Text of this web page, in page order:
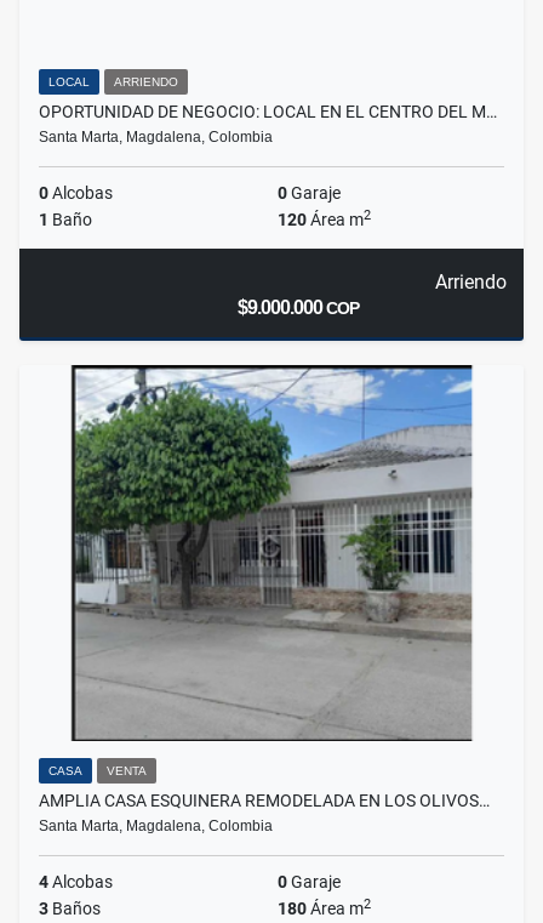
LOCAL ARRIENDO
OPORTUNIDAD DE NEGOCIO: LOCAL EN EL CENTRO DEL M…
Santa Marta, Magdalena, Colombia
0Alcobas 0Garaje
1 Baño 120Área m2
Arriendo
$9.000.000COP
CASA VENTA
AMPLIA CASA ESQUINERA REMODELADA EN LOS OLIVOS…
Santa Marta, Magdalena, Colombia
4Alcobas 0Garaje
3 Baños 180Área m2